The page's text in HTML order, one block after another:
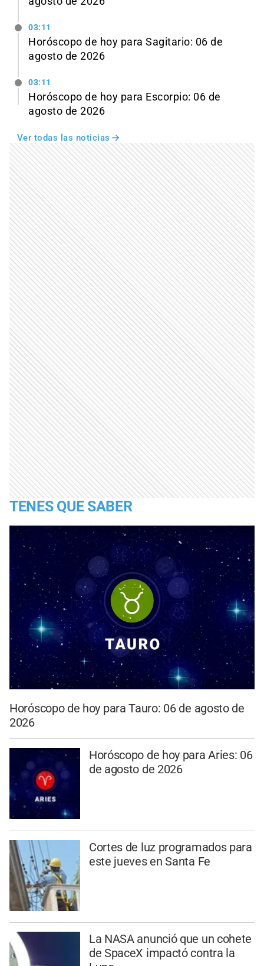
03:11
Horóscopo de hoy para Sagitario: 06 de
agosto de 2026
03:11
Horóscopo de hoy para Escorpio: 06 de
agosto de 2026
Ver todas las noticias
TENES QUE SABER
Horóscopo de hoy para Tauro: 06 de agosto de
2026
Horóscopo de hoy para Aries: 06
de agosto de 2026
Cortes de luz programados para
este jueves en Santa Fe
La NASA anunció que un cohete
de SpaceX impactó contra la